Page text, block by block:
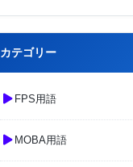
カテゴリー
FPS用語
MOBA用語